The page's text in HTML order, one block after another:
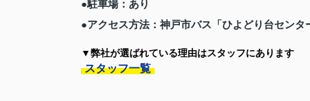
●駐車場：あり
●アクセス方法：神戸市バス「ひよどり台センタ
▼弊社が選ばれている理由はスタッフにあります
スタッフ一覧